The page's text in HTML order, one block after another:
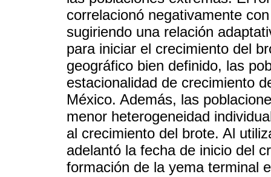
correlacionó negativamente
sugiriendo una relación
para iniciar el crecimiento del
geográfico bien definido, las
estacionalidad de crecimiento
México. Además, las
menor heterogeneidad
al crecimiento del brote. Al
adelantó la fecha de inicio del
formación de la yema terminal